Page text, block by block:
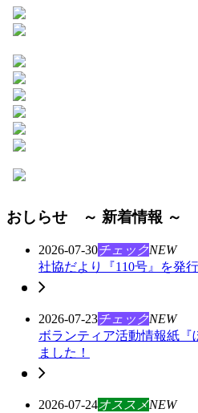
おしらせ ～ 新着情報 ～
2026-07-30チェックNEW
社協だより『110号』を発
2026-07-23チェックNEW
ボランティア活動情報紙
ました！
2026-07-24オススメNEW